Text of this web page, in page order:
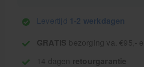
Levertijd 1-2 werkdagen
GRATIS bezorging va. €95,-
14 dagen retourgarantie